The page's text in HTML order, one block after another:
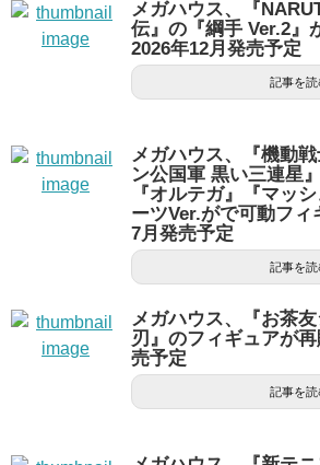
メガハウス、『
伝』の『綱手 Ver.2』
2026年12月発売予定
記事を読
メガハウス、『機動
ン公国軍 黒い三連星
『オルテガ』『マッ
ーツVer.がで可動フィ
7月発売予定
記事を読
メガハウス、『お茶
刃』のフィギュアが
売予定
記事を読